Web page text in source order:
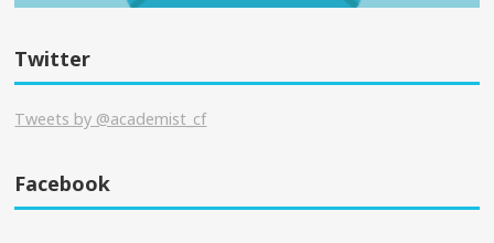
Twitter
Tweets by @academist_cf
Facebook